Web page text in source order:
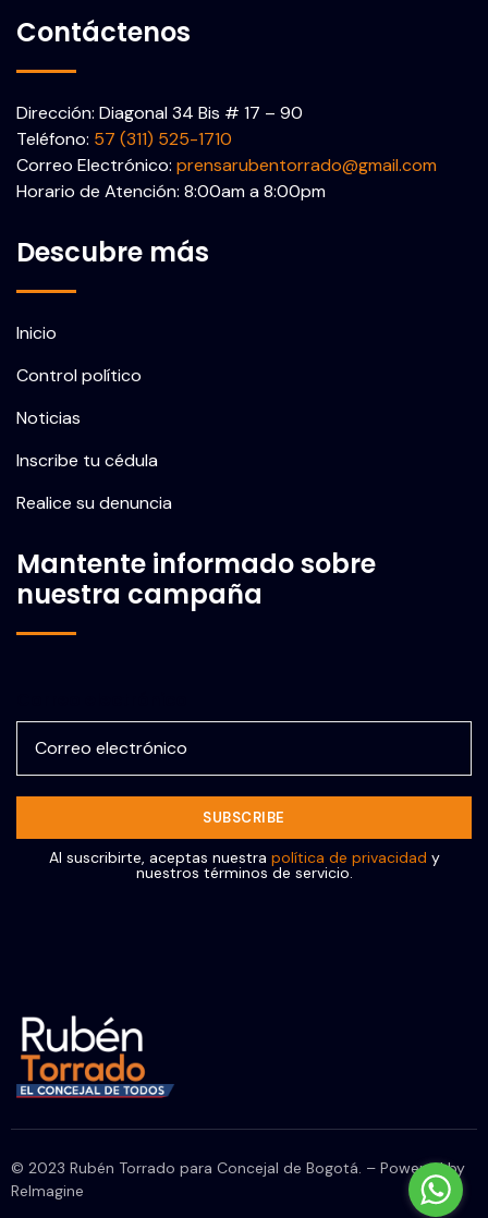
Contáctenos
Dirección: Diagonal 34 Bis # 17 – 90
Teléfono: 57 (311) 525-1710
Correo Electrónico: prensarubentorrado@gmail.com
Horario de Atención: 8:00am a 8:00pm
Descubre más
Inicio
Control político
Noticias
Inscribe tu cédula
Realice su denuncia
Mantente informado sobre
nuestra campaña
Al suscribirte, aceptas nuestra política de privacidad y
nuestros términos de servicio.
© 2023 Rubén Torrado para Concejal de Bogotá. – Powered by
ReImagine